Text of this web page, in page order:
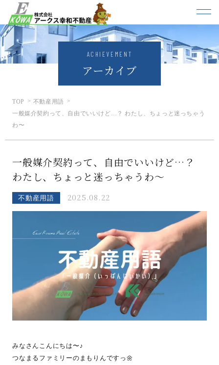
ACHIEVEMENT
アーカイブ
TOP
不動産用語
一般媒介契約って、自由でいいけど…？ わたし、ちょっと迷っちゃう
わ〜
一般媒介契約って、自由でいいけど…？
わたし、ちょっと迷っちゃうわ〜
不動産用語 2025.08.22
みなさんこんにちは〜♪
つなまるファミリーのまもりんですっ🌼